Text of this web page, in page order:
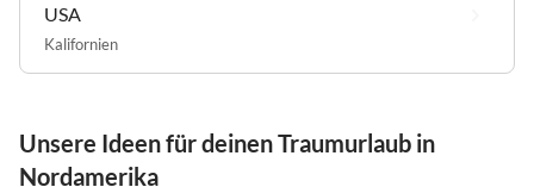
USA
Kalifornien
Unsere Ideen für deinen Traumurlaub in
Nordamerika